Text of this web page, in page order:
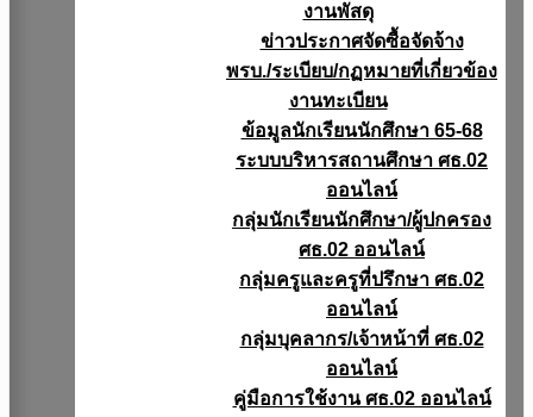
งานพัสดุ
ข่าวประกาศจัดซื้อจัดจ้าง
พรบ./ระเบียบ/กฏหมายที่เกี่ยวข้อง
งานทะเบียน
ข้อมูลนักเรียนนักศึกษา 65-68
ระบบบริหารสถานศึกษา ศธ.02
ออนไลน์
กลุ่มนักเรียนนักศึกษา/ผู้ปกครอง
ศธ.02 ออนไลน์
กลุ่มครูและครูที่ปรึกษา ศธ.02
ออนไลน์
กลุ่มบุคลากร/เจ้าหน้าที่ ศธ.02
ออนไลน์
คู่มือการใช้งาน ศธ.02 ออนไลน์